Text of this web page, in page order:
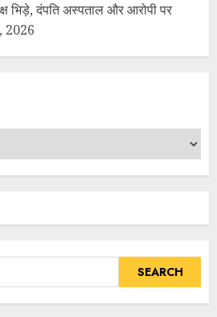
भिड़े, दंपति अस्पताल और आरोपी पर
2026